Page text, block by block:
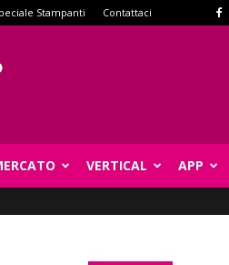
Stampanti Contattaci
VERTICAL APP